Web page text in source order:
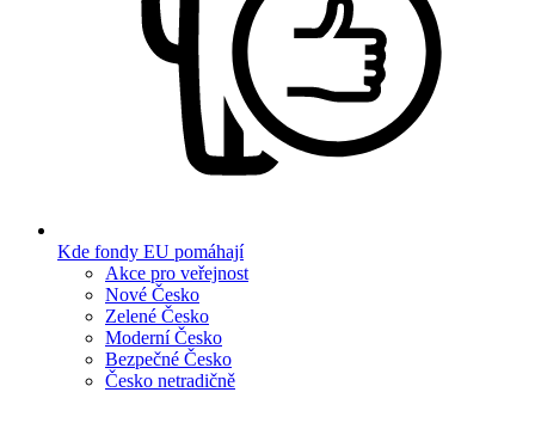
Kde fondy EU pomáhají
Akce pro veřejnost
Nové Česko
Zelené Česko
Moderní Česko
Bezpečné Česko
Česko netradičně